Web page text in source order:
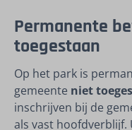
Permanente
toegestaan
Op het park is
gemeente niet
inschrijven bij de
als vast hoofdverblijf.